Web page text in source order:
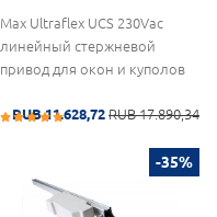
Max Ultraflex UCS 230Vac
линейный стержневой
привод для окон и куполов
RUB 11.628,72 RUB 17.890,34
-35%